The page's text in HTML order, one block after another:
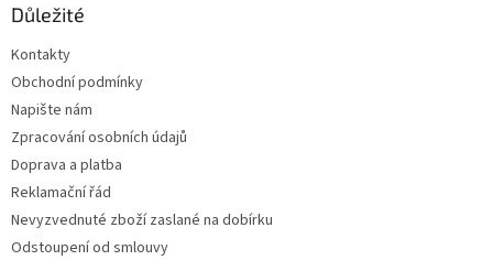
Důležité
Kontakty
Obchodní podmínky
Napište nám
Zpracování osobních údajů
Doprava a platba
Reklamační řád
Nevyzvednuté zboží zaslané na dobírku
Odstoupení od smlouvy